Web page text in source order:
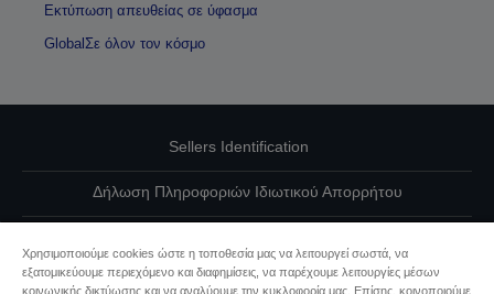
Εκτύπωση απευθείας σε ύφασμα
GlobalΣε όλον τον κόσμο
Sellers Identification
Δήλωση Πληροφοριών Ιδιωτικού Απορρήτου
Επικοινωνήστε μαζί μας για τα δεδομένα σας
Χρησιμοποιούμε cookies ώστε η τοποθεσία μας να λειτουργεί σωστά, να
εξατομικεύουμε περιεχόμενο και διαφημίσεις, να παρέχουμε λειτουργίες μέσων
κοινωνικής δικτύωσης και να αναλύουμε την κυκλοφορία μας. Επίσης, κοινοποιούμε